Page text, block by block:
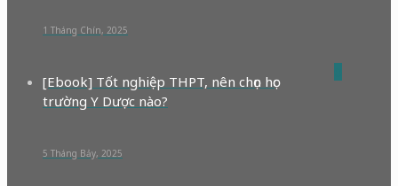
1 Tháng Chín, 2025
[Ebook] Tốt nghiệp THPT, nên chọn học
trường Y Dược nào?
5 Tháng Bảy, 2025